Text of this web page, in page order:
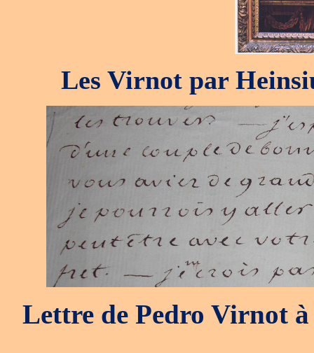
Les Virnot par
Lettre de Pedro Virnot à